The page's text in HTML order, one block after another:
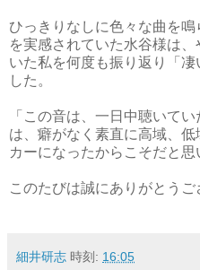
ひっきりなしに色々な曲を
を実感されていた水谷様は
いた私を何度も振り返り「
した。
「この音は、一日中聴いて
は、癖がなく素直に高域、
カーになったからこそだと思
このたびは誠にありがとうご
細井研志 時刻: 16:05